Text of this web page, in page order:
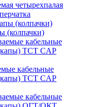
четырехпалая
(колпачки)
кабельные
ТCT CAP